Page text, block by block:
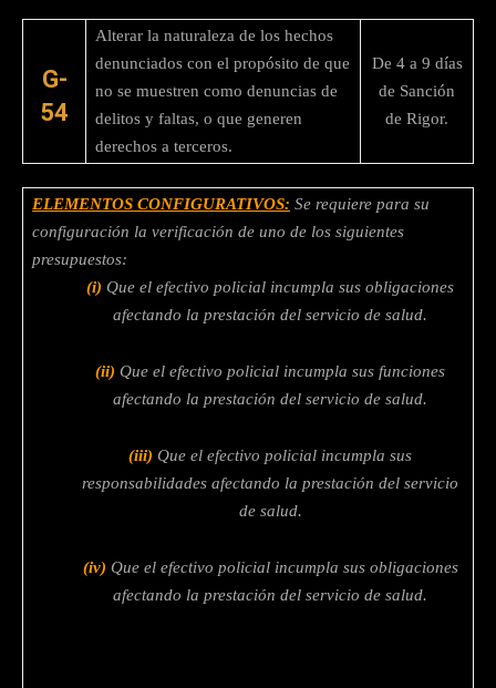
G-
54
Alterar la naturaleza de los hechos
denunciados con el propósito de que
no se muestren como denuncias de
delitos y faltas, o que generen
derechos a terceros.
De 4 a 9 días
de Sanción
de Rigor.
ELEMENTOS CONFIGURATIVOS: Se requiere para su
configuración la verificación de uno de los siguientes
presupuestos:
(i) Que el efectivo policial incumpla sus obligaciones
afectando la prestación del servicio de salud.
(ii) Que el efectivo policial incumpla sus funciones
afectando la prestación del servicio de salud.
(iii) Que el efectivo policial incumpla sus
responsabilidades afectando la prestación del servicio
de salud.
(iv) Que el efectivo policial incumpla sus obligaciones
afectando la prestación del servicio de salud.